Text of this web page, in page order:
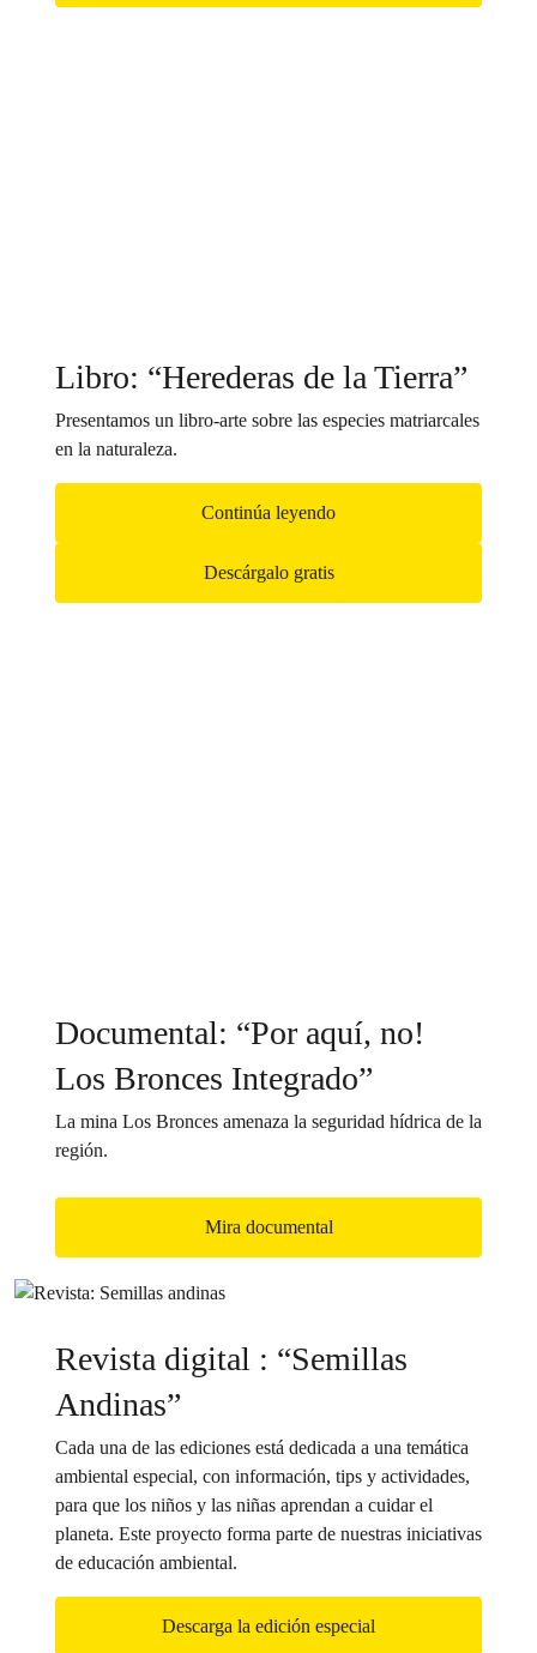
Libro: “Herederas de la Tierra”
Presentamos un libro-arte sobre las especies matriarcales
en la naturaleza.
Continúa leyendo
Descárgalo gratis
Documental: “Por aquí, no!
Los Bronces Integrado”
La mina Los Bronces amenaza la seguridad hídrica de la
región.
Mira documental
Revista digital : “Semillas
Andinas”
Cada una de las ediciones está dedicada a una temática
ambiental especial, con información, tips y actividades,
para que los niños y las niñas aprendan a cuidar el
planeta. Este proyecto forma parte de nuestras iniciativas
de educación ambiental.
Descarga la edición especial